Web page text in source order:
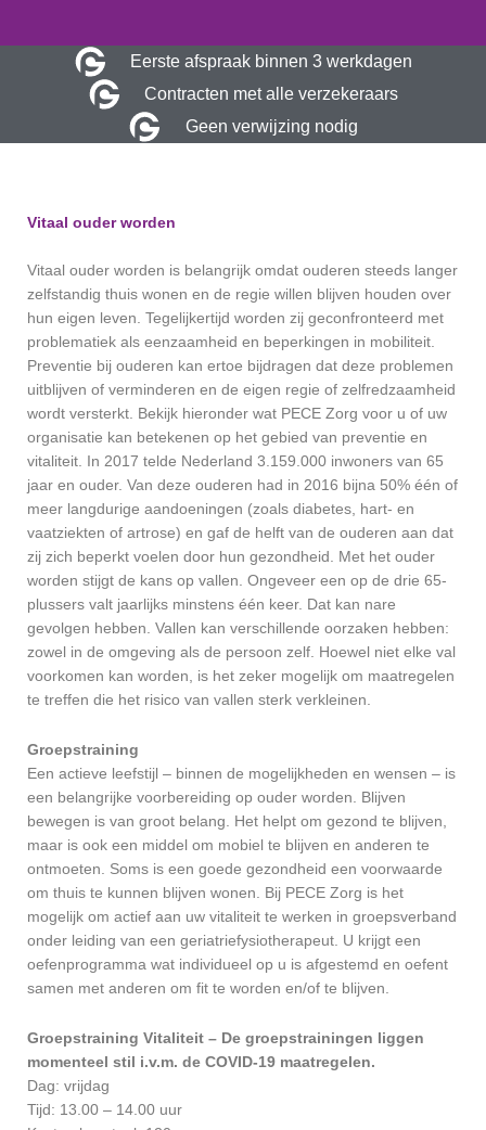
Eerste afspraak binnen 3 werkdagen
Contracten met alle verzekeraars
Geen verwijzing nodig
Vitaal ouder worden
Vitaal ouder worden is belangrijk omdat ouderen steeds langer
zelfstandig thuis wonen en de regie willen blijven houden over
hun eigen leven. Tegelijkertijd worden zij geconfronteerd met
problematiek als eenzaamheid en beperkingen in mobiliteit.
Preventie bij ouderen kan ertoe bijdragen dat deze problemen
uitblijven of verminderen en de eigen regie of zelfredzaamheid
wordt versterkt. Bekijk hieronder wat PECE Zorg voor u of uw
organisatie kan betekenen op het gebied van preventie en
vitaliteit. In 2017 telde Nederland 3.159.000 inwoners van 65
jaar en ouder. Van deze ouderen had in 2016 bijna 50% één of
meer langdurige aandoeningen (zoals diabetes, hart- en
vaatziekten of artrose) en gaf de helft van de ouderen aan dat
zij zich beperkt voelen door hun gezondheid. Met het ouder
worden stijgt de kans op vallen. Ongeveer een op de drie 65-
plussers valt jaarlijks minstens één keer. Dat kan nare
gevolgen hebben. Vallen kan verschillende oorzaken hebben:
zowel in de omgeving als de persoon zelf. Hoewel niet elke val
voorkomen kan worden, is het zeker mogelijk om maatregelen
te treffen die het risico van vallen sterk verkleinen.
Groepstraining
Een actieve leefstijl – binnen de mogelijkheden en wensen – is
een belangrijke voorbereiding op ouder worden. Blijven
bewegen is van groot belang. Het helpt om gezond te blijven,
maar is ook een middel om mobiel te blijven en anderen te
ontmoeten. Soms is een goede gezondheid een voorwaarde
om thuis te kunnen blijven wonen. Bij PECE Zorg is het
mogelijk om actief aan uw vitaliteit te werken in groepsverband
onder leiding van een geriatriefysiotherapeut. U krijgt een
oefenprogramma wat individueel op u is afgestemd en oefent
samen met anderen om fit te worden en/of te blijven.
Groepstraining Vitaliteit – De groepstrainingen liggen
momenteel stil i.v.m. de COVID-19 maatregelen.
Dag: vrijdag
Tijd: 13.00 – 14.00 uur